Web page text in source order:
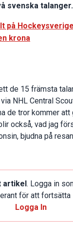
svenska talanger.
på
krona
de 15 främsta
NHL Central
de tror kommer att
också, vad jag
bjudna på
artikel . Logga in
för att fortsätta
Logga In